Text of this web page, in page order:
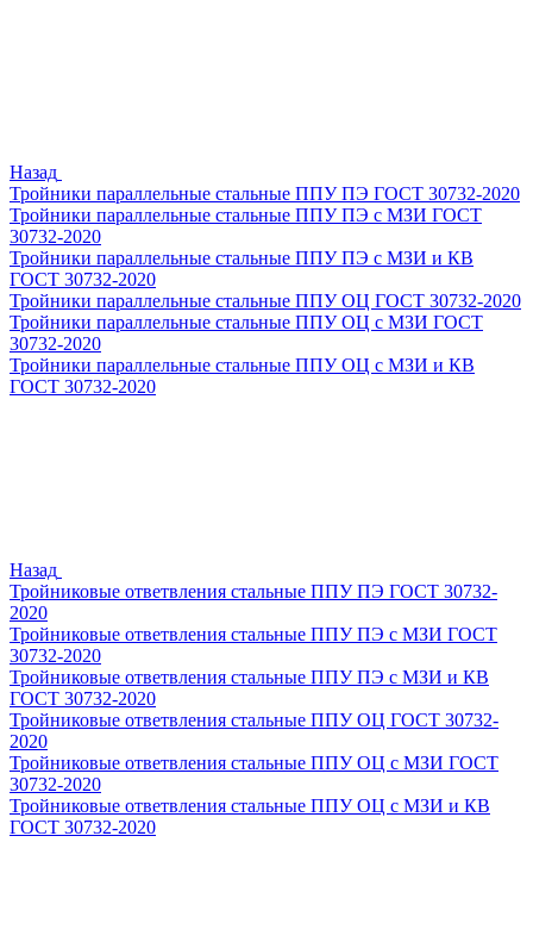
Назад
Тройники параллельные стальные ППУ ПЭ ГОСТ 30732-2020
Тройники параллельные стальные ППУ ПЭ с МЗИ ГОСТ
30732-2020
Тройники параллельные стальные ППУ ПЭ с МЗИ и КВ
ГОСТ 30732-2020
Тройники параллельные стальные ППУ ОЦ ГОСТ 30732-2020
Тройники параллельные стальные ППУ ОЦ с МЗИ ГОСТ
30732-2020
Тройники параллельные стальные ППУ ОЦ с МЗИ и КВ
ГОСТ 30732-2020
Назад
Тройниковые ответвления стальные ППУ ПЭ ГОСТ 30732-
2020
Тройниковые ответвления стальные ППУ ПЭ с МЗИ ГОСТ
30732-2020
Тройниковые ответвления стальные ППУ ПЭ с МЗИ и КВ
ГОСТ 30732-2020
Тройниковые ответвления стальные ППУ ОЦ ГОСТ 30732-
2020
Тройниковые ответвления стальные ППУ ОЦ с МЗИ ГОСТ
30732-2020
Тройниковые ответвления стальные ППУ ОЦ с МЗИ и КВ
ГОСТ 30732-2020